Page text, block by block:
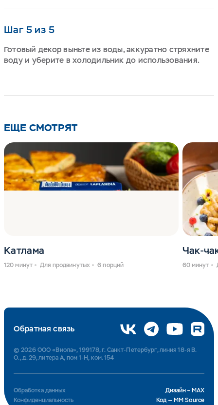
Шаг 5 из 5
Готовый декор выньте из воды, аккуратно стряхните
воду и уберите в холодильник до использования.
ЕЩЕ СМОТРЯТ
Катлама
120 минут Для продвинутых 6 порций
Чак-
60 минут
Дизайн – MAX
Обработка данных
Код — MM Source
Конфиденциальность
Обратная связь
© 2026 ООО «Виола», 199178, г. Санкт-Петербург, линия 18-я В.
О., д. 29, литера А, пом 1-Н, ком. 154